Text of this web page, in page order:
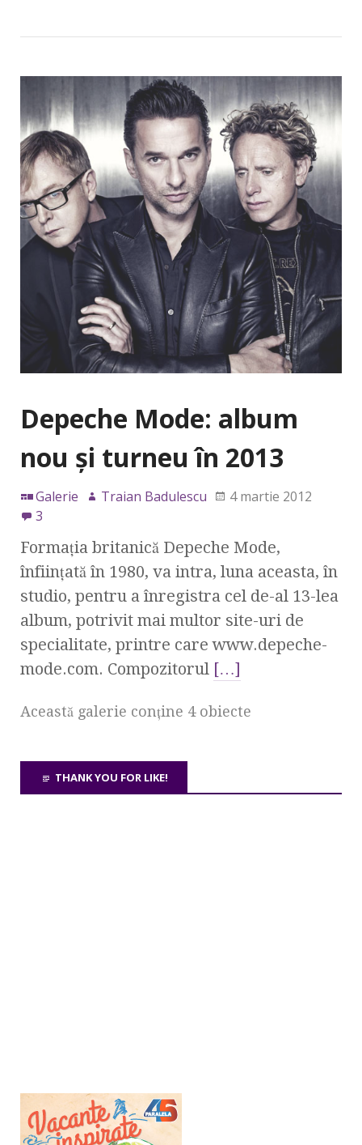
Depeche Mode: album
nou şi turneu în 2013
Galerie Traian Badulescu
4 martie 2012
3
Formaţia britanică Depeche Mode,
înfiinţată în 1980, va intra, luna aceasta, în
studio, pentru a înregistra cel de-al 13-lea
album, potrivit mai multor site-uri de
specialitate, printre care www.depeche-
mode.com. Compozitorul […]
Această galerie conţine 4 obiecte
THANK YOU FOR LIKE!